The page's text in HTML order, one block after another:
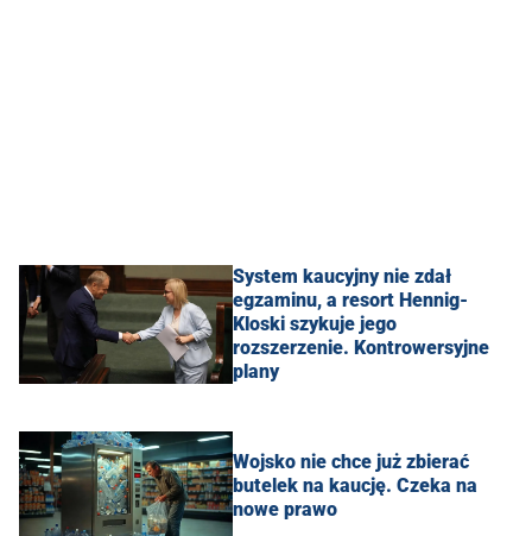
System kaucyjny nie zdał
egzaminu, a resort Hennig-
Kloski szykuje jego
rozszerzenie. Kontrowersyjne
plany
Wojsko nie chce już zbierać
butelek na kaucję. Czeka na
nowe prawo